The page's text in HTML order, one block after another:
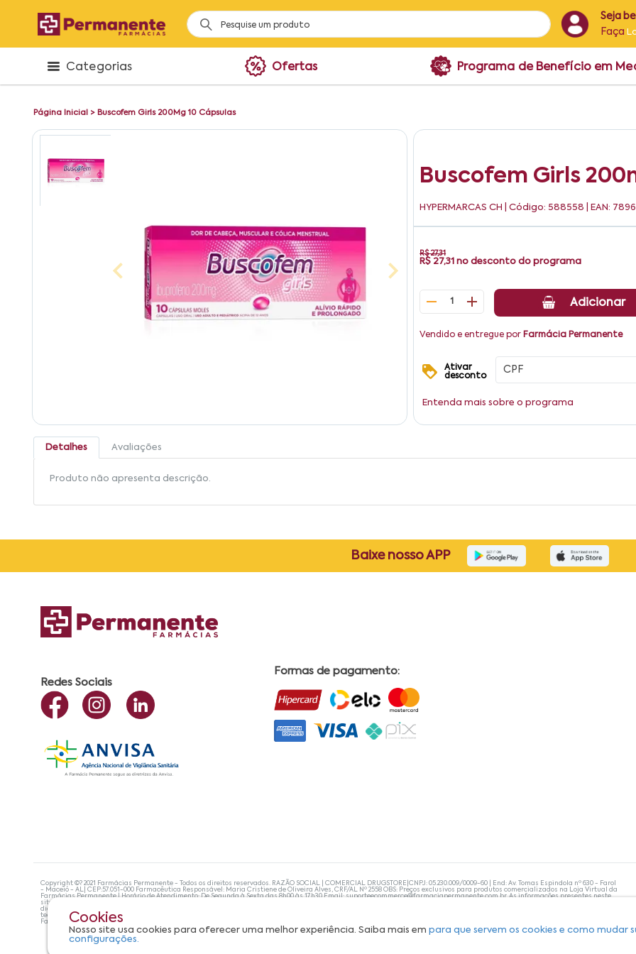
Seja
Faça
Categorias Ofertas Programa de Benefício em
Página Inicial > Buscofem Girls 200Mg 10 Cápsulas
Buscofem Girls
HYPERMARCAS CH | Código: 588558 | EAN:
R$ 27,31
R$ 27,31no desconto do programa
1 Adicionar
Vendido e entregue por Farmácia Permanente
Ativar
desconto
Entenda mais sobre o programa
Detalhes Avaliações
Produto não apresenta descrição.
Cookies
Nosso site usa cookies para oferecer uma melhor experiência. Saiba mais empara que servem os cookies e como mudar
configurações.
Baixe nosso APP
Redes Sociais
Formas de pagamento:
Copyright ©? 2021 Farmácias Permanente - Todos os direitos reservados. RAZÃO SOCIAL | COMERCIAL DRUGSTORE|CNPJ: 05.230.009/0009-60 | End: Av. Tomas Espindola nº 630 - Farol
- Maceió - AL| CEP:57.051-000 Farmacêutica Responsável: Maria Cristiene de Oliveira Alves, CRF/AL Nº 2558 OBS: Preços exclusivos para produtos comercializados na Loja Virtual da
Farmácias Permanente | Horário de Atendimento: De Segunda à Sexta das 8h00 às 17h30 Email:suporteecommerce@farmaciapermanente.com.br. As informações presentes neste
site não devem ser utilizadas para automedicação e, de forma alguma, substituem as orientações de um profissional da área médica. Apenas o médico está capacitado para
diagnosticar problemas de saúde e prescrever o tratamento adequado. Se os sintomas persistirem, um médico deve ser consultado. A Farmácia Permanente trabalha com as
tecnologias mais avançadas de proteção de dados, para que você possa realizar suas compras com tranquilidade. A privacidade e a segurança dos clientes são compromissos da
Farmácias Permanente. Todos os pedidos efetuados estão sujeitos à confirmação da disponibilidade de produto em nosso estoque.